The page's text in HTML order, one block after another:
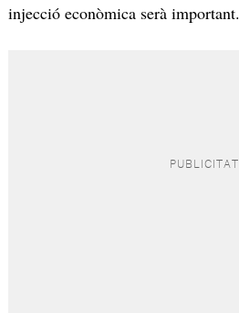
injecció econòmica serà important.